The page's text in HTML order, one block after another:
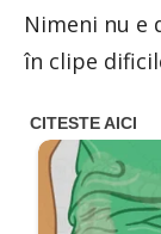
Nimeni nu e
în clipe